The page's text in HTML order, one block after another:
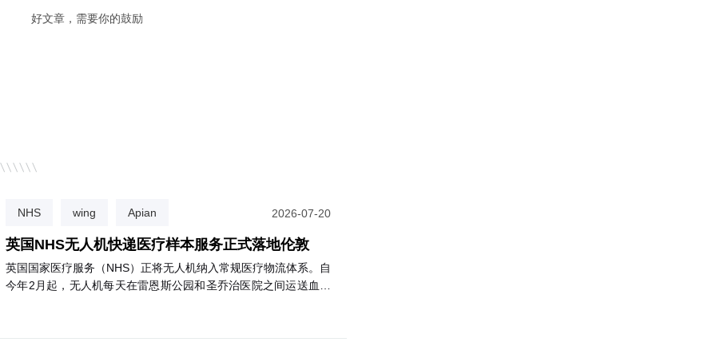
好文章，需要你的鼓励
NHS wing Apian 2026-07-20
英国NHS无人机快递医疗样本服务正式落地伦敦
英国国家医疗服务（NHS）正将无人机纳入常规医疗物流体系。自
今年2月起，无人机每天在雷恩斯公园和圣乔治医院之间运送血液
展至圣赫利尔、克罗伊登等多家医院，最终惠及约180万名患者。